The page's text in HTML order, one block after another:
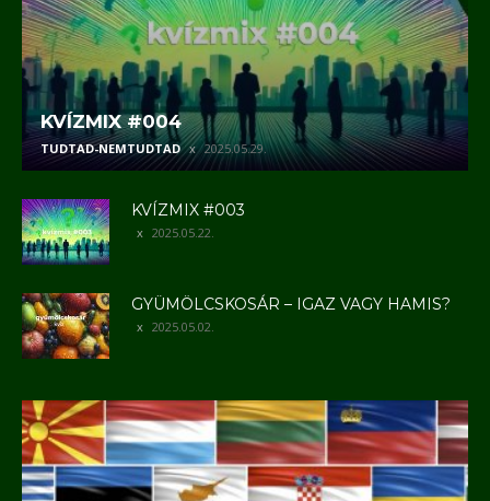
KVÍZMIX #004
TUDTAD-NEMTUDTAD 2025.05.29.
KVÍZMIX #003
2025.05.22.
GYÜMÖLCSKOSÁR – IGAZ VAGY HAMIS?
2025.05.02.